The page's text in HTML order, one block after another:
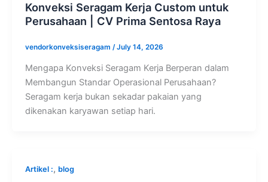
Konveksi Seragam Kerja Custom untuk
Perusahaan | CV Prima Sentosa Raya
vendorkonveksiseragam /July 14, 2026
Mengapa Konveksi Seragam Kerja Berperan dalam
Membangun Standar Operasional Perusahaan?
Seragam kerja bukan sekadar pakaian yang
dikenakan karyawan setiap hari.
Artikel :, blog